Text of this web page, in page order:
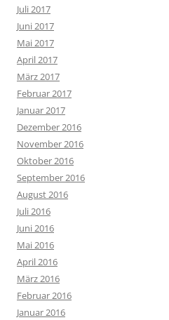
Juli 2017
Juni 2017
Mai 2017
April 2017
März 2017
Februar 2017
Januar 2017
Dezember 2016
November 2016
Oktober 2016
September 2016
August 2016
Juli 2016
Juni 2016
Mai 2016
April 2016
März 2016
Februar 2016
Januar 2016